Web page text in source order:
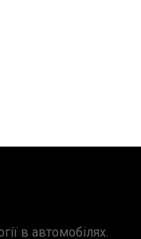
в автомобілях.